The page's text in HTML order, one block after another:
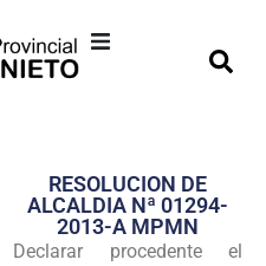
Transparencia
Seguridad
RESOLUCION DE
ALCALDIA Nª 01294-
2013-A MPMN
Declarar procedente el